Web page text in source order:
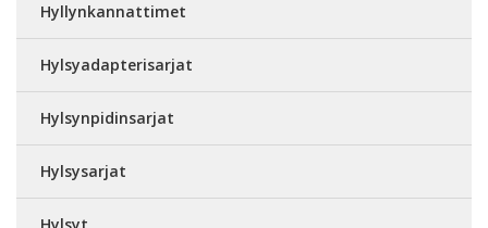
Hyllynkannattimet
Hylsyadapterisarjat
Hylsynpidinsarjat
Hylsysarjat